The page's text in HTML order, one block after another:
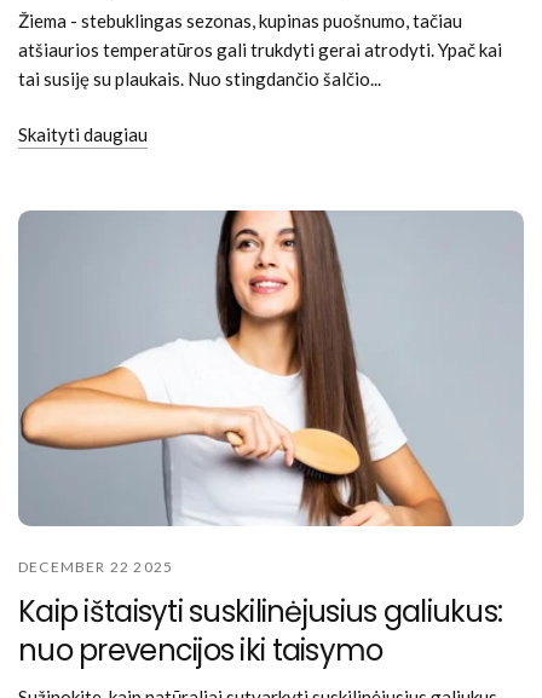
Žiema - stebuklingas sezonas, kupinas puošnumo, tačiau
atšiaurios temperatūros gali trukdyti gerai atrodyti. Ypač kai
tai susiję su plaukais. Nuo stingdančio šalčio...
Skaityti daugiau
DECEMBER 22 2025
Kaip ištaisyti suskilinėjusius galiukus:
nuo prevencijos iki taisymo